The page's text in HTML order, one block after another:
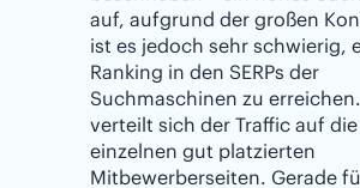
auf, aufgrund der großen
ist es jedoch sehr schwierig,
Ranking in den SERPs der
Suchmaschinen zu
verteilt sich der Traffic auf die
einzelnen gut platzierten
Mitbewerberseiten. Gerade